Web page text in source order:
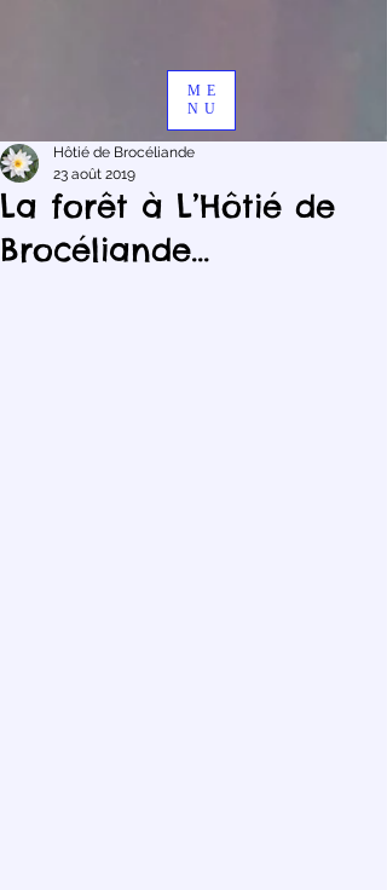
ME
NU
La forêt à L’Hôtié de
Brocéliande...
Hôtié de Brocéliande
23 août 2019